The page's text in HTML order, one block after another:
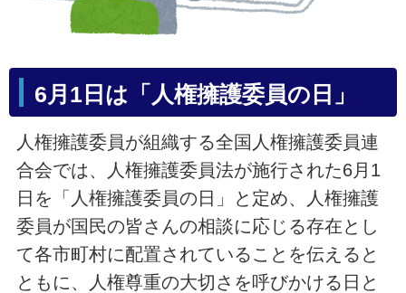
6月1日は「人権擁護委員の日」
人権擁護委員が組織する全国人権擁護委員連
合会では、人権擁護委員法が施行された6月1
日を「人権擁護委員の日」と定め、人権擁護
委員が国民の皆さんの相談に応じる存在とし
て各市町村に配置されていることを伝えると
ともに、人権尊重の大切さを呼びかける日と